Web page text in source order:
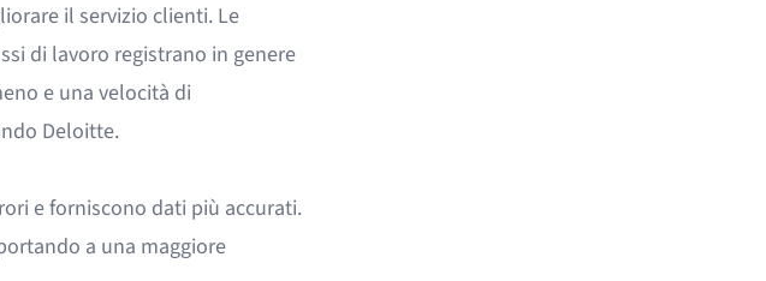
il servizio clienti. Le
di lavoro registrano in genere
e una velocità di
Deloitte.
e forniscono dati più accurati.
a una maggiore